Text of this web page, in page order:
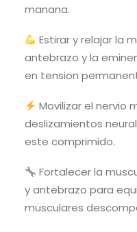
manana.
Estirar y relajar la
antebrazo y la
en tension
Movilizar el nervio
deslizamientos
este comprimido.
Fortalecer la
y antebrazo para
musculares